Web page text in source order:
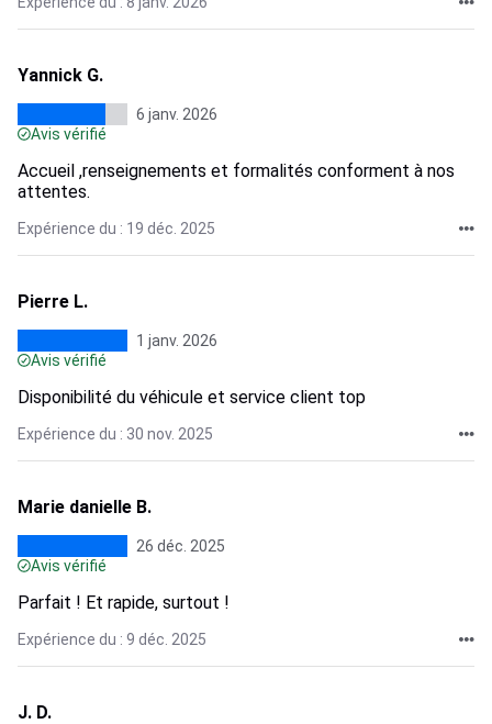
Yannick G.
6 janv. 2026
Avis vérifié
Accueil ,renseignements et formalités conforment à nos
attentes.
Expérience du : 19 déc. 2025
Pierre L.
1 janv. 2026
Avis vérifié
Disponibilité du véhicule et service client top
Expérience du : 30 nov. 2025
Marie danielle B.
26 déc. 2025
Avis vérifié
Parfait ! Et rapide, surtout !
Expérience du : 9 déc. 2025
J. D.